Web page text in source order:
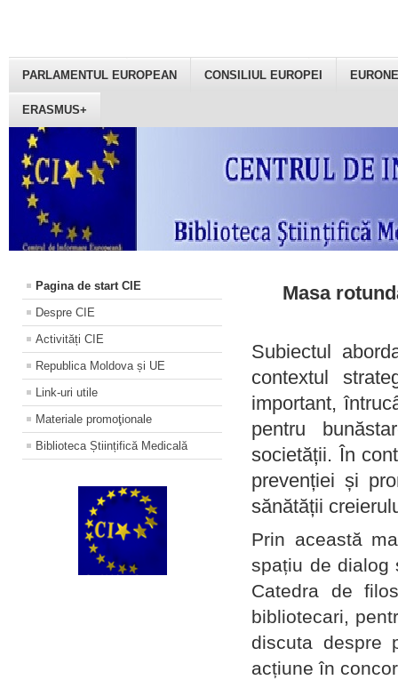
PARLAMENTUL EUROPEAN CONSILIUL EUROPEI
ERASMUS+
Pagina de start CIE
Despre CIE
Activități CIE
Republica Moldova și UE
Link-uri utile
Materiale promoţionale
Biblioteca Științifică Medicală
Masa
Subiectul
contextul
important,
pentru
societății. În
prevenției și
sănătății
Prin această
spațiu de dialog
Catedra de
bibliotecari,
discuta despre
acțiune în